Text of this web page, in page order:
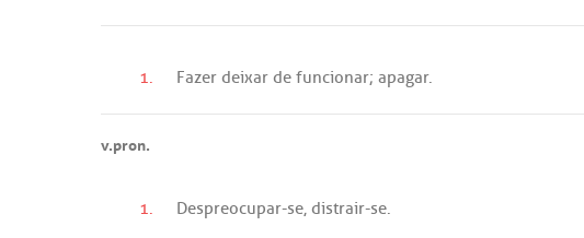
1. Fazer deixar de funcionar; apagar.
v.pron.
1. Despreocupar-se, distrair-se.